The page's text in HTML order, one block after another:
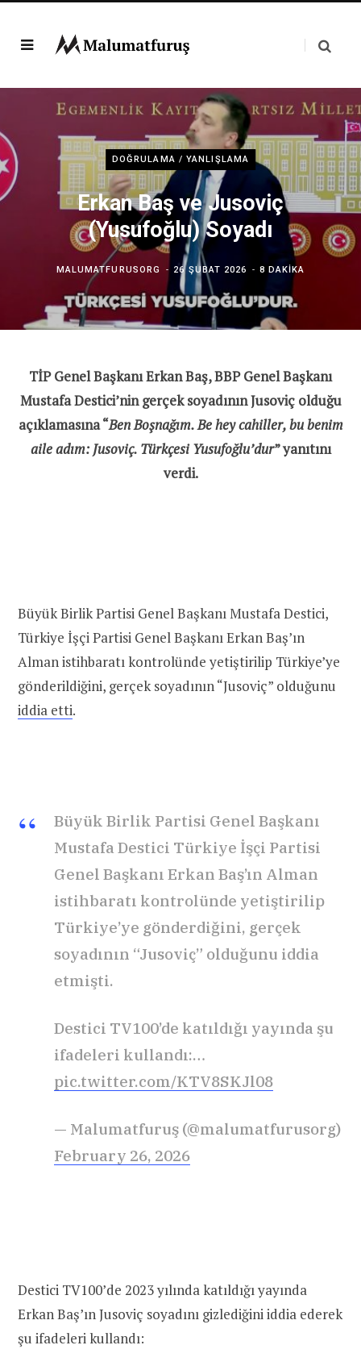
DOĞRULAMA / YANLIŞLAMA
Erkan Baş ve Jusoviç
(Yusufoğlu) Soyadı
MALUMATFURUSORG 26 ŞUBAT 2026 8 DAKIKA
TİP Genel Başkanı Erkan Baş, BBP Genel Başkanı
Mustafa Destici’nin gerçek soyadının Jusoviç olduğu
açıklamasına “Ben Boşnağım. Be hey cahiller, bu benim
aile adım: Jusoviç. Türkçesi Yusufoğlu’dur” yanıtını
verdi.
Büyük Birlik Partisi Genel Başkanı Mustafa Destici,
Türkiye İşçi Partisi Genel Başkanı Erkan Baş’ın
Alman istihbaratı kontrolünde yetiştirilip Türkiye’ye
gönderildiğini, gerçek soyadının “Jusoviç” olduğunu
iddia etti.
Büyük Birlik Partisi Genel Başkanı
Mustafa Destici Türkiye İşçi Partisi
Genel Başkanı Erkan Baş’ın Alman
istihbaratı kontrolünde yetiştirilip
Türkiye’ye gönderdiğini, gerçek
soyadının “Jusoviç” olduğunu iddia
etmişti.
Destici TV100’de katıldığı yayında şu
ifadeleri kullandı:…
pic.twitter.com/KTV8SKJl08
— Malumatfuruş (@malumatfurusorg)
February 26, 2026
Destici TV100’de 2023 yılında katıldığı yayında
Erkan Baş’ın Jusoviç soyadını gizlediğini iddia ederek
şu ifadeleri kullandı: